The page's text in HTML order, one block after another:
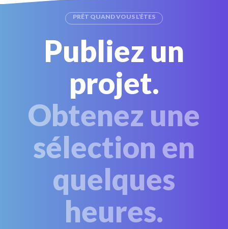
PRÊT QUAND VOUS L’ÊTES
Publiez un
projet.
Obtenez une
sélection en
quelques
heures.